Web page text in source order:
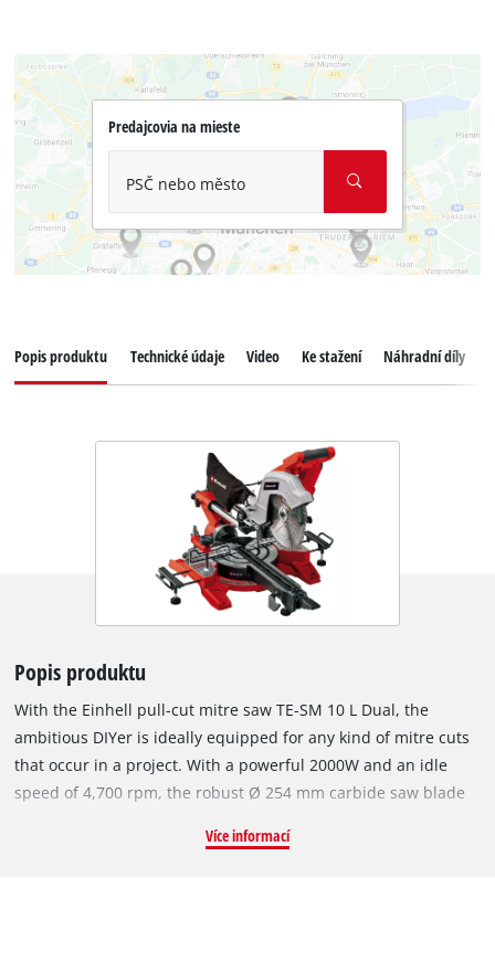
Predajcovia na mieste
PSČ nebo město
Popis produktu Technické údaje Video Ke stažení Náhradní díly
Popis produktu
With the Einhell pull-cut mitre saw TE-SM 10 L Dual, the
ambitious DIYer is ideally equipped for any kind of mitre cuts
that occur in a project. With a powerful 2000W and an idle
speed of 4,700 rpm, the robust Ø 254 mm carbide saw blade
The stable saw has a smooth pulling function for wide
Více informací